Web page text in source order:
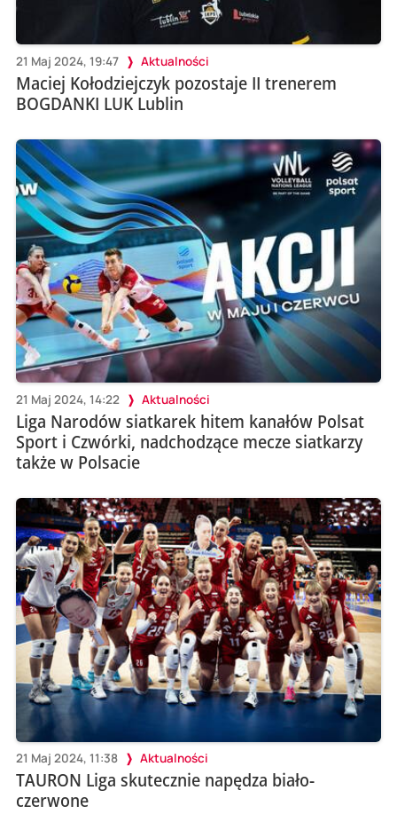
21 Maj 2024, 19:47 Aktualności
Maciej Kołodziejczyk pozostaje II trenerem
BOGDANKI LUK Lublin
21 Maj 2024, 14:22 Aktualności
Liga Narodów siatkarek hitem kanałów Polsat
Sport i Czwórki, nadchodzące mecze siatkarzy
także w Polsacie
21 Maj 2024, 11:38 Aktualności
TAURON Liga skutecznie napędza biało-
czerwone